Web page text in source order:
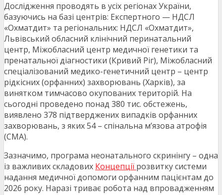
Дослідження проводять в усіх регіонах України,
базуючись на базі центрів: Експертного — НДСЛ
«Охматдит» та регіональних: НДСЛ «Охматдит»,
Львівський обласний клінічний перинатальний
центр, Міжобласний центр медичної генетики та
пренатальної діагностики (Кривий Ріг), Міжобласний
спеціалізований медико-генетичний центр – центр
рідкісних (орфанних) захворювань (Харків), за
винятком тимчасово окупованих територій. На
сьогодні проведено понад 380 тис. обстежень,
виявлено 378 підтверджених випадків орфанних
захворювань, з яких 54 – спінальна м’язова атрофія
(СМА).
Зазначимо, програма неонатального скринінгу – одна
із важливих складових Концепції розвитку системи
надання медичної допомоги орфанним пацієнтам до
2026 року. Наразі триває робота над впровадженням